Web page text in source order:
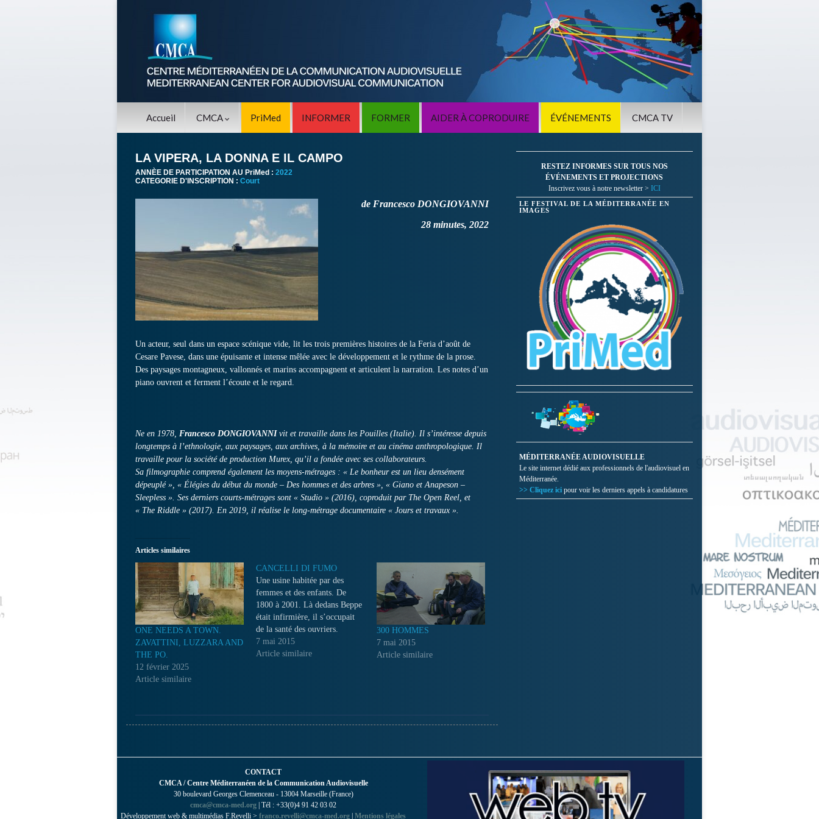
Accueil CMCA PriMed INFORMER FORMER AIDER À COPRODUIRE ÉVÉNEMENTS CMCA TV
LA VIPERA, LA DONNA E IL CAMPO
ANNÈE DE PARTICIPATION AU PriMed : 2022
CATEGORIE D'INSCRIPTION : Court
de Francesco DONGIOVANNI
28 minutes, 2022
Un acteur, seul dans un espace scénique vide, lit les trois premières histoires de la Feria d’août de
Cesare Pavese, dans une épuisante et intense mêlée avec le développement et le rythme de la prose.
Des paysages montagneux, vallonnés et marins accompagnent et articulent la narration. Les notes d’un
piano ouvrent et ferment l’écoute et le regard.
Ne en 1978, Francesco DONGIOVANNIvit et travaille dans les Pouilles (Italie). Il s’intéresse depuis
longtemps à l’ethnologie, aux paysages, aux archives, à la mémoire et au cinéma anthropologique. Il
travaille pour la société de production Murex, qu’il a fondée avec ses collaborateurs.
Sa filmographie comprend également les moyens-métrages : « Le bonheur est un lieu densément
dépeuplé », « Élégies du début du monde – Des hommes et des arbres », « Giano et Anapeson –
Sleepless ». Ses derniers courts-métrages sont « Studio » (2016), coproduit par The Open Reel, et
« The Riddle » (2017). En 2019, il réalise le long-métrage documentaire « Jours et travaux ».
Articles similaires
ONE NEEDS A TOWN.
ZAVATTINI, LUZZARA AND
THE PO.
12 février 2025
Article similaire
CANCELLI DI FUMO
Une usine habitée par des
femmes et des enfants. De
1800 à 2001. Là dedans Beppe
était infirmière, il s’occupait
de la santé des ouvriers.
Aujourd’hui seulement une
usine de cigarettes abandonnée
7 mai 2015
Article similaire
300 HOMMES
7 mai 2015
Article similaire
RESTEZ INFORMES SUR TOUS NOS
ÉVÉNEMENTS ET PROJECTIONS
Inscrivez vous à notre newsletter > ICI
LE FESTIVAL DE LA MÉDITERRANÉE EN
IMAGES
MÉDITERRANÉE AUDIOVISUELLE
Le site internet dédié aux professionnels de l'audiovisuel en
Méditerranée.
>> Cliquez ici pour voir les derniers appels à candidatures
CONTACT
CMCA / Centre Méditerranéen de la Communication Audiovisuelle
30 boulevard Georges Clemenceau - 13004 Marseille (France)
cmca@cmca-med.org | Tél : +33(0)4 91 42 03 02
Développement web & multimédias F.Revelli > franco.revelli@cmca-med.org | Mentions légales